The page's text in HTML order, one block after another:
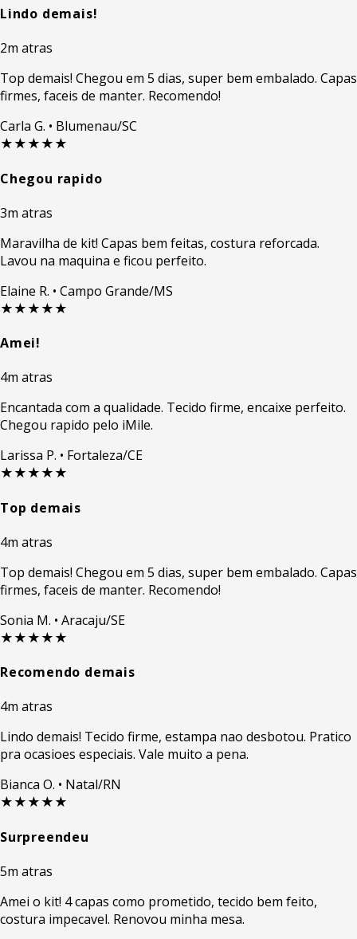
Lindo demais!
2m atras
Top demais! Chegou em 5 dias, super bem embalado. Capas
firmes, faceis de manter. Recomendo!
Carla G. • Blumenau/SC
★★★★★
Chegou rapido
3m atras
Maravilha de kit! Capas bem feitas, costura reforcada.
Lavou na maquina e ficou perfeito.
Elaine R. • Campo Grande/MS
★★★★★
Amei!
4m atras
Encantada com a qualidade. Tecido firme, encaixe perfeito.
Chegou rapido pelo iMile.
Larissa P. • Fortaleza/CE
★★★★★
Top demais
4m atras
Top demais! Chegou em 5 dias, super bem embalado. Capas
firmes, faceis de manter. Recomendo!
Sonia M. • Aracaju/SE
★★★★★
Recomendo demais
4m atras
Lindo demais! Tecido firme, estampa nao desbotou. Pratico
pra ocasioes especiais. Vale muito a pena.
Bianca O. • Natal/RN
★★★★★
Surpreendeu
5m atras
Amei o kit! 4 capas como prometido, tecido bem feito,
costura impecavel. Renovou minha mesa.